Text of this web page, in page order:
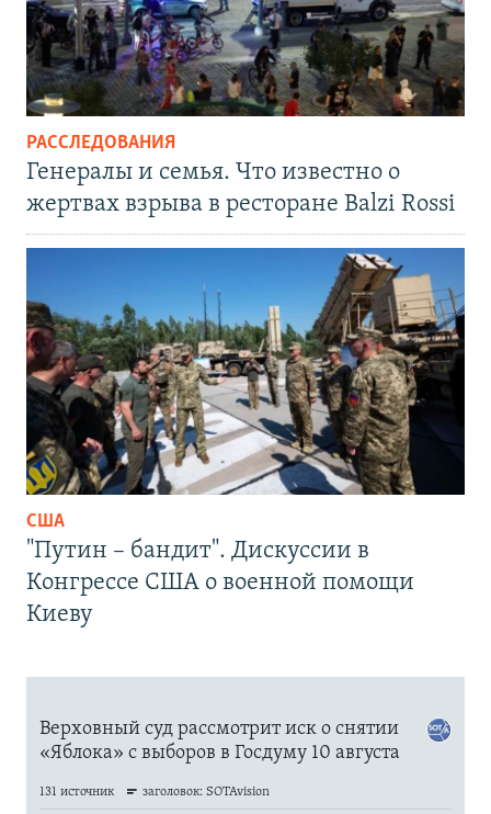
РАССЛЕДОВАНИЯ
Генералы и семья. Что известно о
жертвах взрыва в ресторане Balzi Rossi
США
"Путин – бандит". Дискуссии в
Конгрессе США о военной помощи
Киеву